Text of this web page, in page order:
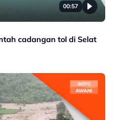
00:57
cadangan tol di Selat